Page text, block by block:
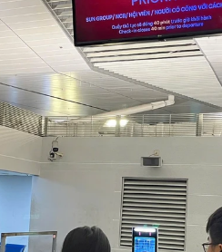
19 tăng mạnh: